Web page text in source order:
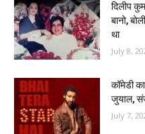
दिलीप
बानो,
था
July 8,
कॉमेडी
जुयाल,
July 7,